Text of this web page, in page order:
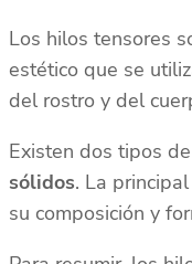
Los hilos tensores
estético que se
del rostro y del
Existen dos tipos
sólidos. La
su composición y